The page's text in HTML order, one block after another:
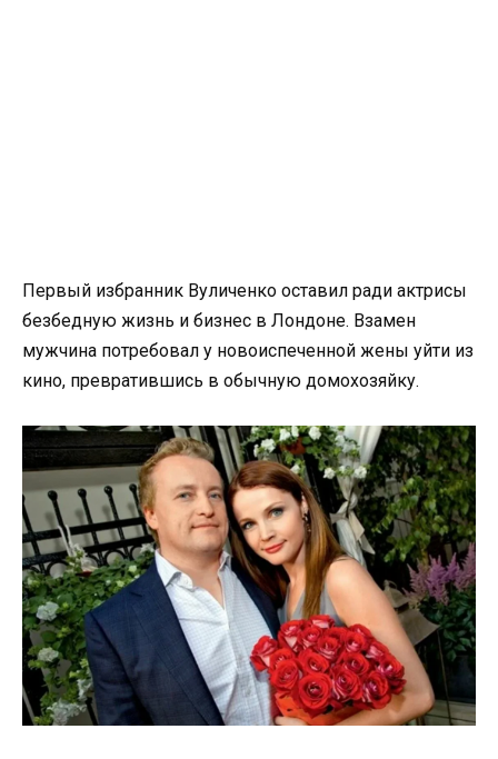
Первый избранник Вуличенко оставил ради актрисы
безбедную жизнь и бизнес в Лондоне. Взамен
мужчина потребовал у новоиспеченной жены уйти из
кино, превратившись в обычную домохозяйку.